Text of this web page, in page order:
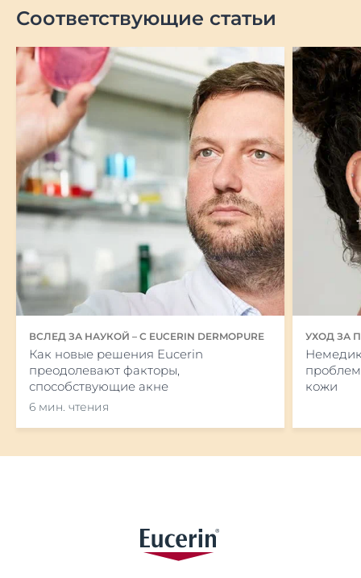
Соответствующие статьи
ВСЛЕД ЗА НАУКОЙ – С EUCERIN DERMOPURE
Как новые решения Eucerin
преодолевают факторы,
способствующие акне
6 мин. чтения
УХОД ЗА
АКНЕ
кожи